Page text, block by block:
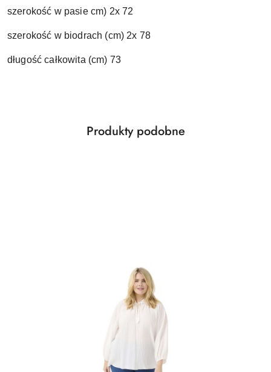
szerokość w pasie cm) 2x 72
szerokość w biodrach (cm) 2x 78
długość całkowita (cm) 73
Pomiń karuzelę produktów
Produkty
Produkty podobne